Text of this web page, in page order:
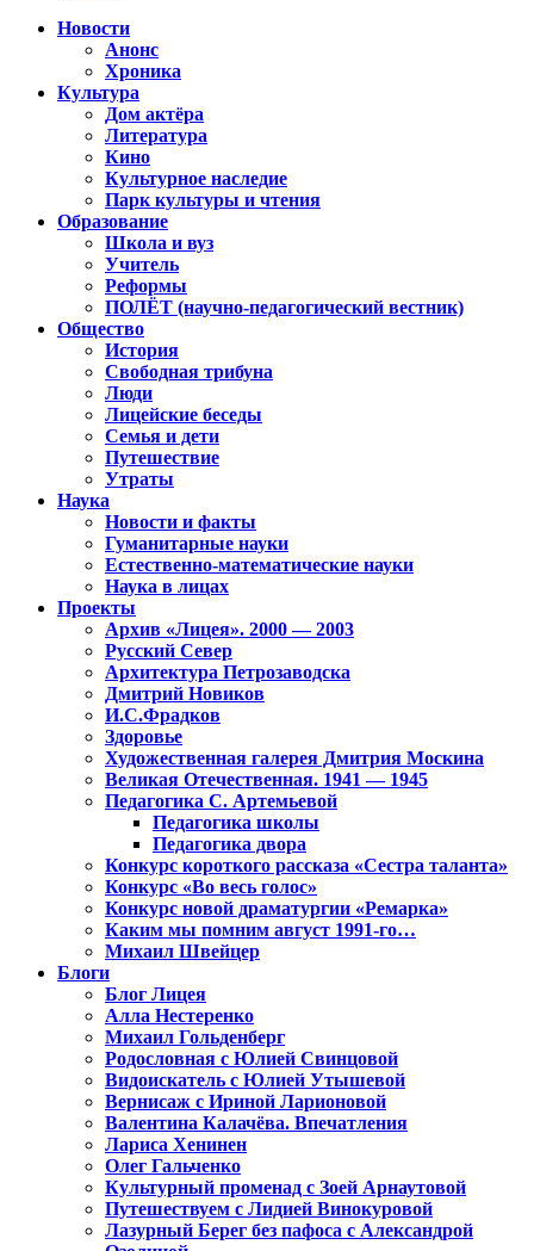
Новости
Анонс
Хроника
Культура
Дом актёра
Литература
Кино
Культурное наследие
Парк культуры и чтения
Образование
Школа и вуз
Учитель
Реформы
ПОЛЁТ (научно-педагогический вестник)
Общество
История
Свободная трибуна
Люди
Лицейские беседы
Семья и дети
Путешествие
Утраты
Наука
Новости и факты
Гуманитарные науки
Естественно-математические науки
Наука в лицах
Проекты
Архив «Лицея». 2000 — 2003
Русский Север
Архитектура Петрозаводска
Дмитрий Новиков
И.С.Фрадков
Здоровье
Художественная галерея Дмитрия Москина
Великая Отечественная. 1941 — 1945
Педагогика С. Артемьевой
Педагогика школы
Педагогика двора
Конкурс короткого рассказа «Сестра таланта»
Конкурс «Во весь голос»
Конкурс новой драматургии «Ремарка»
Каким мы помним август 1991-го…
Михаил Швейцер
Блоги
Блог Лицея
Алла Нестеренко
Михаил Гольденберг
Родословная с Юлией Свинцовой
Видоискатель с Юлией Утышевой
Вернисаж с Ириной Ларионовой
Валентина Калачёва. Впечатления
Лариса Хенинен
Олег Гальченко
Культурный променад с Зоей Арнаутовой
Путешествуем с Лидией Винокуровой
Лазурный Берег без пафоса с Александрой